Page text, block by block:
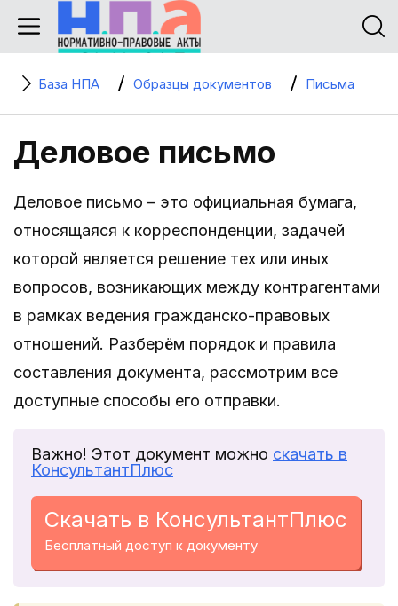
База НПА Образцы документов Письма
Деловое письмо
Деловое письмо – это официальная бумага,
относящаяся к корреспонденции, задачей
которой является решение тех или иных
вопросов, возникающих между контрагентами
в рамках ведения гражданско-правовых
отношений. Разберём порядок и правила
составления документа, рассмотрим все
доступные способы его отправки.
Важно! Этот документ можно скачать в
КонсультантПлюс
Скачать в КонсультантПлюс
Бесплатный доступ к документу